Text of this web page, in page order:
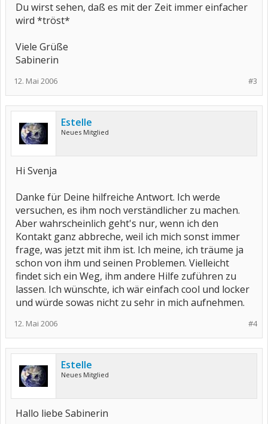
Du wirst sehen, daß es mit der Zeit immer einfacher
wird *tröst*
Viele Grüße
Sabinerin
#3
12. Mai 2006
Estelle
Neues Mitglied
Hi Svenja
Danke für Deine hilfreiche Antwort. Ich werde
versuchen, es ihm noch verständlicher zu machen.
Aber wahrscheinlich geht's nur, wenn ich den
Kontakt ganz abbreche, weil ich mich sonst immer
frage, was jetzt mit ihm ist. Ich meine, ich träume ja
schon von ihm und seinen Problemen. Vielleicht
findet sich ein Weg, ihm andere Hilfe zuführen zu
lassen. Ich wünschte, ich wär einfach cool und locker
und würde sowas nicht zu sehr in mich aufnehmen.
#4
12. Mai 2006
Estelle
Neues Mitglied
Hallo liebe Sabinerin